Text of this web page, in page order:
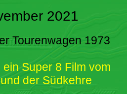
2021
Tourenwagen 1973
Super 8 Film vom
der Südkehre